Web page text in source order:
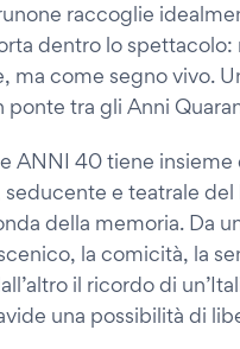
raccoglie
dentro lo spettacolo:
ma come segno vivo.
ponte tra gli Anni
ANNI 40 tiene insieme
e teatrale del
della memoria. Da
la comicità, la
il ricordo di
una possibilità di